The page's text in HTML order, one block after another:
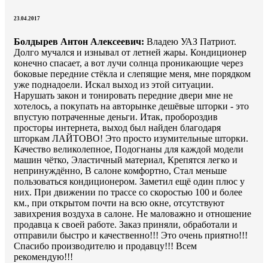
23.04.2017
Болдырев Антон Алексеевич: Владею УАЗ Патриот.
Долго мучался и изнывал от летней жары. Кондиционер
конечно спасает, а вот лучи солнца проникающие через
боковые передние стёкла и слепящие меня, мне порядком
уже поднадоели. Искал выход из этой ситуации.
Нарушать закон и тонировать передние двери мне не
хотелось, а покупать на авторынке дешёвые шторки - это
впустую потраченные деньги. Итак, пробороздив
просторы интернета, выход был найден благодаря
шторкам ЛАЙТОВО! Это просто изумительные шторки.
Качество великолепное, Подогнаны для каждой модели
машин чётко, Эластичный материал, Крепятся легко и
непринуждённо, В салоне комфортно, Стал меньше
пользоваться кондиционером. Заметил ещё один плюс у
них. При движении по трассе со скоростью 100 и более
км., при открытом почти на всю окне, отсутствуют
завихрения воздуха в салоне. Не маловажно и отношение
продавца к своей работе. Заказ приняли, обработали и
отправили быстро и качественно!!! Это очень приятно!!!
Спасибо производителю и продавцу!!! Всем
рекомендую!!!